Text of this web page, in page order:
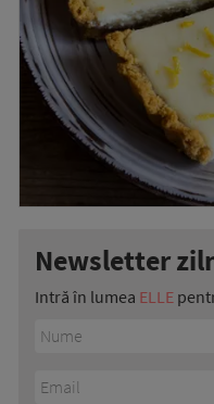
Newsletter
Intră în lumea ELLE